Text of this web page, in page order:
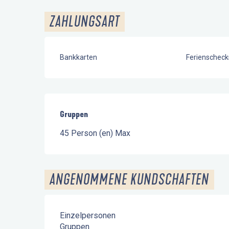
ZAHLUNGSART
Bankkarten
Gruppen
Gruppen
45 Person (en) Max
ANGENOMMENE KUNDSCHAFTEN
Einzelpersonen
Gruppen